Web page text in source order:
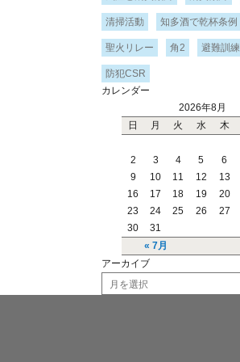
清掃活動 知多酒で乾杯条例
聖火リレー 角2 避難訓練
防犯CSR
カレンダー
2026年8月
日
月 火 水 木
« 7月
2
3 4 5 6
9
10 11 12 13
16
17 18 19 20
23
24 25 26 27
30
31
アーカイブ
ー